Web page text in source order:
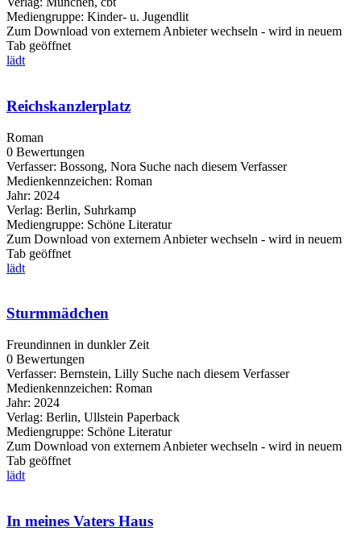
Mediengruppe: Kinder- u. Jugendlit
Zum Download von externem Anbieter wechseln - wird in neuem
Tab geöffnet
lädt
Reichskanzlerplatz
Roman
0 Bewertungen
Verfasser: Bossong, Nora Suche nach diesem Verfasser
Medienkennzeichen: Roman
Jahr: 2024
Verlag: Berlin, Suhrkamp
Mediengruppe: Schöne Literatur
Zum Download von externem Anbieter wechseln - wird in neuem
Tab geöffnet
lädt
Sturmmädchen
Freundinnen in dunkler Zeit
0 Bewertungen
Verfasser: Bernstein, Lilly Suche nach diesem Verfasser
Medienkennzeichen: Roman
Jahr: 2024
Verlag: Berlin, Ullstein Paperback
Mediengruppe: Schöne Literatur
Zum Download von externem Anbieter wechseln - wird in neuem
Tab geöffnet
lädt
In meines Vaters Haus